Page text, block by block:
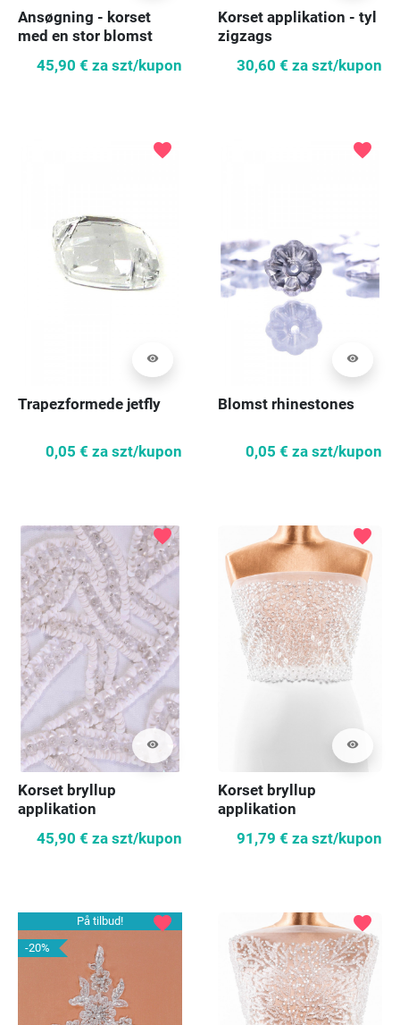
Ansøgning - korset
med en stor blomst
45,90 € za szt/kupon
Korset applikation - tyl
zigzags
30,60 € za szt/kupon
visibility
favorite
Trapezformede jetfly
0,05 € za szt/kupon
visibility
favorite
Blomst rhinestones
0,05 € za szt/kupon
visibility
favorite
Korset bryllup
applikation
45,90 € za szt/kupon
visibility
favorite
Korset bryllup
applikation
91,79 € za szt/kupon
På tilbud!
-20%
favorite favorite